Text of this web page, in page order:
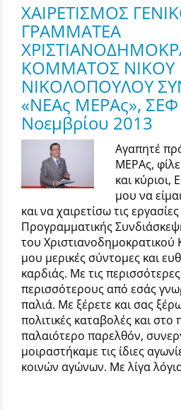
ΧΑΙΡΕΤΙΣΜΟΣ
ΓΡΑΜΜΑΤΕΑ
ΚΟΜΜΑΤΟΣ ΝΙΚΟΥ
ΝΙΚΟΛΟΠΟΥΛΟΥ
«ΝΕΑς ΜΕΡΑς», ΣΕΦ
Νοεμβρίου 2013
Αγαπητέ
ΜΕΡΑς,
και κύριοι,
μου να
και να χαιρετίσω τις
Προγραμματικής
του Χριστιανοδημοκρατικού
μου μερικές σύντομες και
καρδιάς. Με τις
περισσότερους από εσάς
παλιά. Με ξέρετε και σας
πολιτικές καταβολές και
παλαιότερο παρελθόν,
μοιραστήκαμε τις ίδιες
κοινών αγώνων. Με λίγα